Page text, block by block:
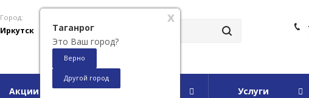
Город:
Иркутск
Акции О компании Услуги
x
Таганрог
Это Ваш город?
Верно
Другой город